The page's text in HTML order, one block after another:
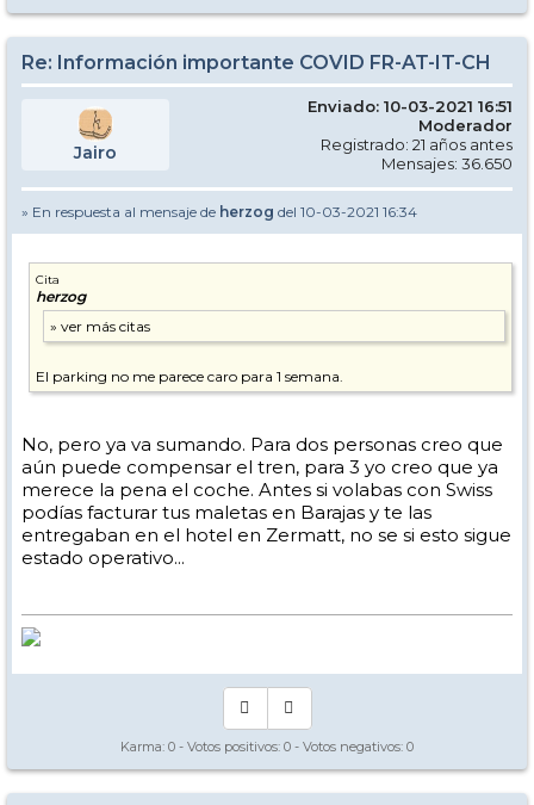
Re: Información importante COVID FR-AT-IT-CH
Jairo
Enviado: 10-03-2021 16:51
Moderador
Registrado: 21 años antes
Mensajes: 36.650
» En respuesta al mensaje de herzog del 10-03-2021 16:34
Cita
herzog
El parking no me parece caro para 1 semana.
No, pero ya va sumando. Para dos personas creo que
aún puede compensar el tren, para 3 yo creo que ya
merece la pena el coche. Antes si volabas con Swiss
podías facturar tus maletas en Barajas y te las
entregaban en el hotel en Zermatt, no se si esto sigue
estado operativo...
Karma: 0 - Votos positivos: 0 - Votos negativos: 0